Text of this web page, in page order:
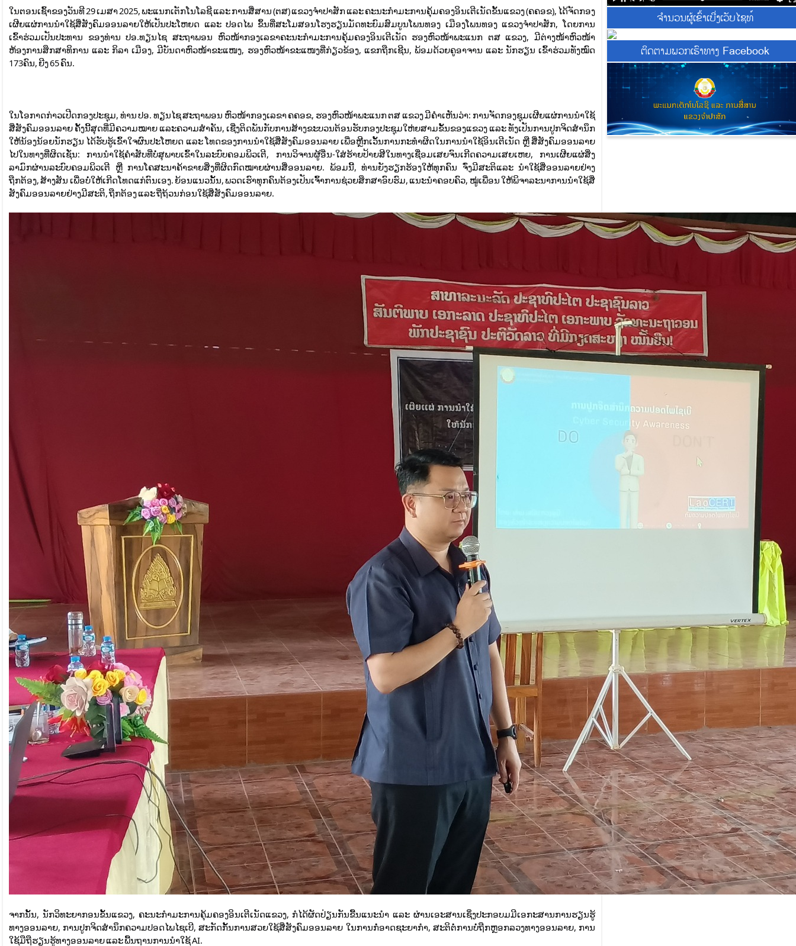
ໃນຕອນເຊົ້າຂອງວັນທີ 29 ເມສາ 2025, ພະແນກເຕັກໂນໂລຊີ ແລະ ການສື່ສານ (ຕສ) ແຂວງຈໍາປາສັກ ແລະ ຄະນະກຳມະການຄຸ້ມຄອງອິນເຕີເນັດຂັ້ນແຂວງ (ຄຄອຂ), ໄດ້ຈັດກອງ
ເຜີຍແຜ່ການນໍາໃຊ້ສື່ສັງຄົມອອນລາຍໃຫ້ເປັນປະໂຫຍດ ແລະ ປອດໄພ ຂຶ້ນທີ່ສະໂມສອນໂຮງຮຽນມັດທະຍົມສົມບູນໂພນທອງ ເມືອງໂພນທອງ ແຂວງຈຳປາສັກ, ໂດຍການ
ເຂົ້າຮ່ວມເປັນປະທານ ຂອງທ່ານ ປອ.ທຽນໄຊ ສະຖາພອນ ຫົວໜ້າກອງເລຂາຄະນະກໍາມະການຄຸ້ມຄອງອິນເຕີເນັດ ຮອງຫົວໜ້າພະແນກ ຕສ ແຂວງ, ມີຕ່າງໜ້າຫົວໜ້າ
ຫ້ອງການສຶກສາທິການ ແລະ ກິລາ ເມືອງ, ມີບັນດາຫົວໜ້າຂະແໜງ, ຮອງຫົວໜ້າຂະແໜງທີ່ກ່ຽວຂ້ອງ, ແຂກຖືກເຊີນ, ພ້ອມດ້ວຍຄູອາຈານ ແລະ ນັກຮຽນ ເຂົ້າຮ່ວມທັງໝົດ
173ຄົນ, ຍີງ 65 ຄົນ.
ໃນໂອກາດກ່າວເປີດກອງປະຊຸມ, ທ່ານ ປອ. ທຽນໄຊ ສະຖາພອນ ຫົວໜ້າກອງເລຂາ ຄຄອຂ, ຮອງຫົວໜ້າພະແນກ ຕສ ແຂວງ ມີຄໍາເຫັນວ່າ: ການຈັດກອງຊຸມເຜີຍແຜ່ການນໍາໃຊ້
ສື່ສັງຄົມອອນລາຍ ຄັ້ງນີ້ສຸດທີ່ມີຄວາມໝາຍ ແລະຄວາມສໍາຄັນ, ເຊີ່ງຕິດພັນກັບການສ້າງຂະບວນຕ້ອນຮັບກອງປະຊຸມໃຫ່ຍສາມຂັ້ນຂອງແຂວງ ແລະ ທັງເປັນການປູກຈິດສໍານຶກ
ໃຫ້ນ້ອງນ້ອຍນັກຮຽນ ໄດ້ຮັບຮູ້ເຂົ້າໃຈຜົນປະໂຫຍດ ແລະ ໂທດຂອງການນໍາໃຊ້ສື່ສັງຄົມອອນລາຍ ເພື່ອຫຼີກເວັ້ນການກະທໍາຜິດໃນການນໍາໃຊ້ອິນເຕີເນັດ ຫຼື ສື່ສັງຄົມອອນລາຍ
ໄປໃນທາງທີ່ຜິດເຊັ່ນ: ການນໍາໃຊ້ຄໍາສັບທີ່ບໍ່ສຸພາບເຂົ້າໃນລະບົບຄອມພິວເຕີ, ການວິຈານຜູ້ອື່ນ-ໃສ່ຮ້າຍປ້າຍສີໃນທາງເຊື່ອມເສຍຈົນເກີດຄວາມເສຍເຫຍ, ການເຜີຍແຜ່ສິ່ງ
ລາມົກຜ່ານລະບົບຄອມພິວເຕີ ຫຼື ການໂຄສະນາຄ້າຂາຍສິ່ງທີ່ຜິດກົດໝາຍຜ່ານສື່ອອນລາຍ. ພ້ອມນີ້, ທ່ານຍັງຮຽກຮ້ອງໃຫ້ທຸກຄົນ ຈົ່ງມີສະຕິແລະ ນໍາໃຊ້ສື່ອອນລາຍຢ່າງ
ຖືກຕ້ອງ, ສ້າງສັນ ເພື່ອບໍ່ໃຫ້ເກີດໂທດແກ່ຕົນເອງ. ຍ້ອນແນວນັ້ນ, ພວດເຮົາທຸກຄົນຕ້ອງເປັນເຈົ້າການຊ່ວຍສຶກສາອົບຮົມ, ແນະນໍາຄອບຄົວ, ໝູ່ເພື່ອນ ໃຫ້ພິຈາລະນາການນໍາໃຊ້ສື່
ສັງຄົມອອນລາຍຢ່າງມີສະຕິ, ຖືກຕ້ອງ ແລະ ຖີ່ຖ້ວນກ່ອນໃຊ້ສື່ສັງຄົມອອນລາຍ.
ຈາກນັ້ນ, ນັກວິທະຍາກອນຂັ້ນແຂວງ, ຄະນະກຳມະການຄຸ້ມຄອງອິນເຕີເນັດແຂວງ, ກໍໄດ້ຜັດປ່ຽນກັນຂື້ນແນະນຳ ແລະ ຜ່ານເອະສານເຊິ່ງປະກອບມມີເອກະສານການຮຽນຮູ້
ທາງອອນລາຍ, ການປູກຈິດສຳນຶກຄວາມປອດໄພໄຊເບີ, ສະກັດກັ້ນການສວຍໃຊ້ສື່ສັງຄົມອອນລາຍ ໃນການກໍ່ອາດຊະຍາກໍາ, ສະຕິຕໍ່ການບໍ່ຖືກຫຼອກລວງທາງອອນລາຍ, ການ
ໃຊ້ມືຖືຮຽນຮູ້ທາງອອນລາຍ ແລະ ພື້ນຖານການນຳໃຊ້ AI.
ຈຳນວນຜູ້ເຂົ້າເບີ່ງເວັບໄຊທ໌
ຕິດຕາມພວກເຮົາທາງ Facebook